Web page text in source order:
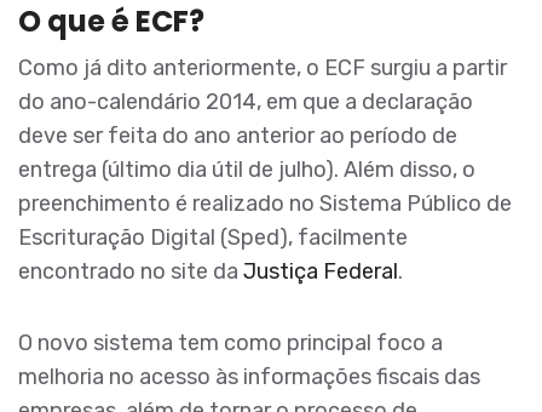
O que é ECF?
Como já dito anteriormente, o ECF surgiu a partir
do ano-calendário 2014, em que a declaração
deve ser feita do ano anterior ao período de
entrega (último dia útil de julho). Além disso, o
preenchimento é realizado no Sistema Público de
Escrituração Digital (Sped), facilmente
encontrado no site da Justiça Federal.
O novo sistema tem como principal foco a
melhoria no acesso às informações fiscais das